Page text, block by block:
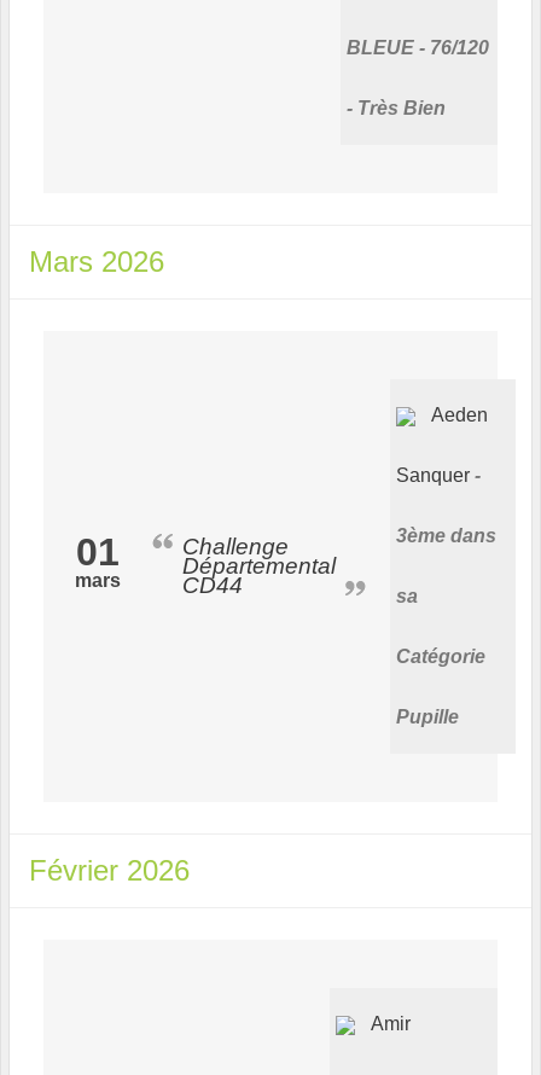
BLEUE - 76/120
- Très Bien
Mars 2026
01
mars
Challenge
Départemental
CD44
Aeden
Sanquer
3ème dans
sa
Catégorie
Pupille
Février 2026
Amir